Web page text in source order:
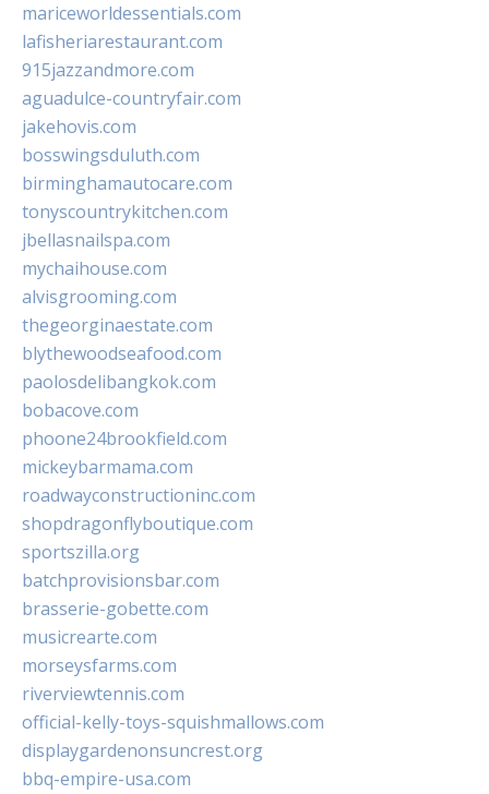
mariceworldessentials.com
lafisheriarestaurant.com
915jazzandmore.com
aguadulce-countryfair.com
jakehovis.com
bosswingsduluth.com
birminghamautocare.com
tonyscountrykitchen.com
jbellasnailspa.com
mychaihouse.com
alvisgrooming.com
thegeorginaestate.com
blythewoodseafood.com
paolosdelibangkok.com
bobacove.com
phoone24brookfield.com
mickeybarmama.com
roadwayconstructioninc.com
shopdragonflyboutique.com
sportszilla.org
batchprovisionsbar.com
brasserie-gobette.com
musicrearte.com
morseysfarms.com
riverviewtennis.com
official-kelly-toys-squishmallows.com
displaygardenonsuncrest.org
bbq-empire-usa.com